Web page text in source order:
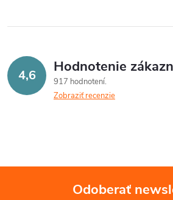
4,6 Hodnotenie
917 hodnotení
Zobraziť recenzie
Odoberať